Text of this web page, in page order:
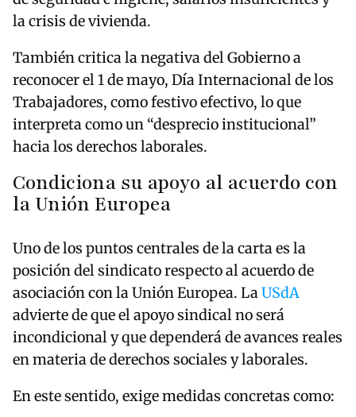
la crisis de vivienda.
También critica la negativa del Gobierno a
reconocer el 1 de mayo, Día Internacional de los
Trabajadores, como festivo efectivo, lo que
interpreta como un “desprecio institucional”
hacia los derechos laborales.
Condiciona su apoyo al acuerdo con
la Unión Europea
Uno de los puntos centrales de la carta es la
posición del sindicato respecto al acuerdo de
asociación con la Unión Europea. LaUSdA
advierte de que el apoyo sindical no será
incondicional y que dependerá de avances reales
en materia de derechos sociales y laborales.
En este sentido, exige medidas concretas como: